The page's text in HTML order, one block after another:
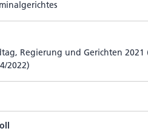
Regie­rung und Gerichten 2021
2022)